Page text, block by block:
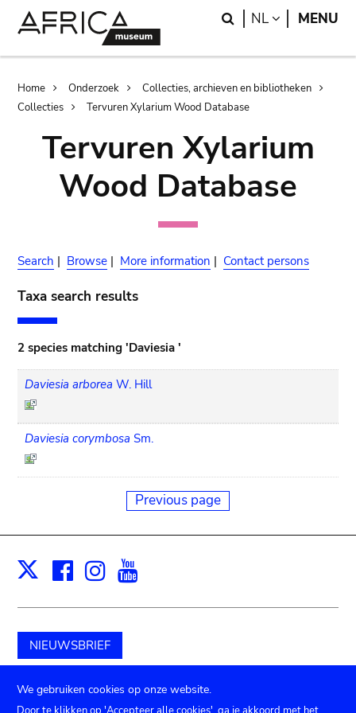
Search
NL LANGUAGE
MENU
Breadcrumb
Home Onderzoek
Collecties, archieven en bibliotheken
Collecties
Tervuren Xylarium Wood Database
Tervuren Xylarium
Wood Database
Search | Browse | More information | Contact persons
Taxa search results
2 species matching 'Daviesia '
Daviesia arborea W. Hill
Daviesia corymbosa Sm.
Previous page
X Facebook
Instagram
NIEUWSBRIEF
Schenk aan het museum
We gebruiken cookies op onze website.